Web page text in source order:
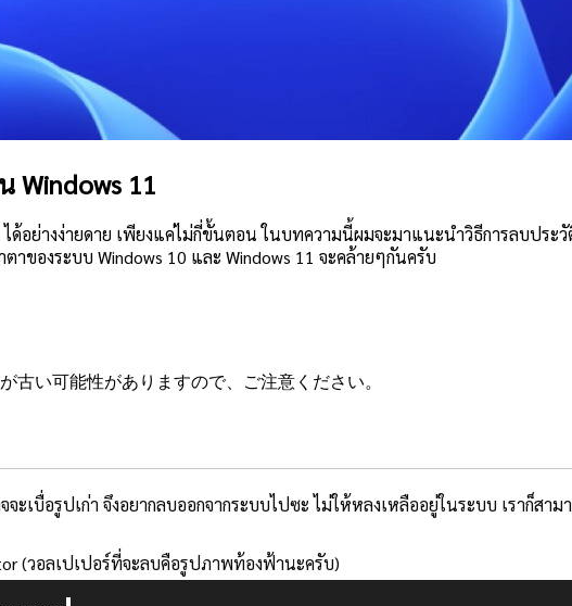
Windows 11
อย่างง่ายดาย เพียงแค่ไม่กี่ขั้นตอน ในบทความนี้ผมจะมาแนะนำวิธีการลบประ
าของระบบ Windows 10 และ Windows 11 จะคล้ายๆกันครับ
い可能性がありますので、ご注意ください。
ะเบื่อรูปเก่า จึงอยากลบออกจากระบบไปซะ ไม่ให้หลงเหลืออยู่ในระบบ เราก็สาม
(วอลเปเปอร์ที่จะลบคือรูปภาพท้องฟ้านะครับ)